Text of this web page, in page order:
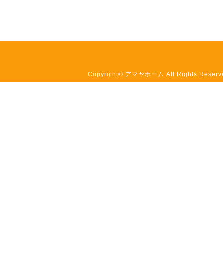
Copyright© アマヤホーム All Rights